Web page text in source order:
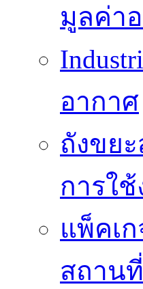
มูลค่า
อากาศ
ถังขย
การใ
แพ็คเ
สถาน